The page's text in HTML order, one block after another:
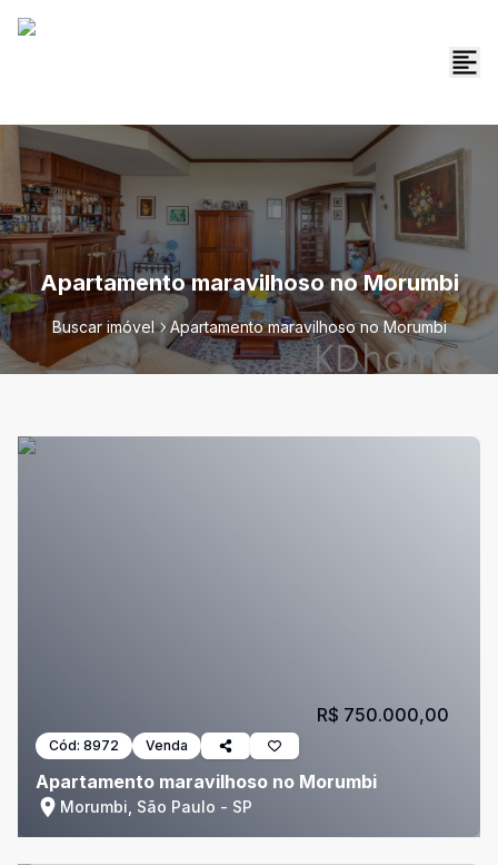
Apartamento maravilhoso no Morumbi
Buscar imóvel Apartamento maravilhoso no Morumbi
Cód: 8972 Venda
Apartamento maravilhoso no Morumbi
Morumbi, São Paulo - SP
R$ 750.000,00